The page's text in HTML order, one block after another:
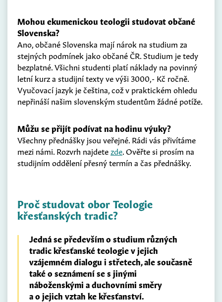
Mohou ekumenickou teologii studovat občané
Slovenska?
Ano, občané Slovenska mají nárok na studium za
stejných podmínek jako občané ČR. Studium je tedy
bezplatné. Všichni studenti platí náklady na povinný
letní kurz a studijní texty ve výši 3000,- Kč ročně.
Vyučovací jazyk je čeština, což v praktickém ohledu
nepřináší našim slovenským studentům žádné potíže.
Můžu se přijít podívat na hodinu výuky?
Všechny přednášky jsou veřejné. Rádi vás přivítáme
mezi námi. Rozvrh najdetezde. Ověřte si prosím na
studijním oddělení přesný termín a čas přednášky.
Proč studovat obor Teologie
křesťanských tradic?
Jedná se především o studium různých
tradic křesťanské teologie v jejich
vzájemném dialogu i střetech, ale současně
také o seznámení se s jinými
náboženskými a duchovními směry
a o jejich vztah ke křesťanství.